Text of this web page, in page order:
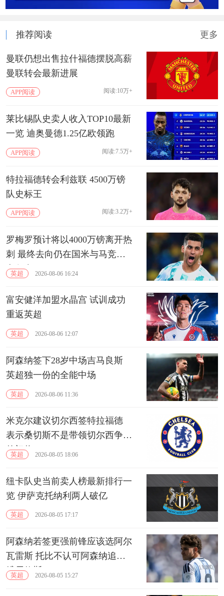
推荐阅读 更多
曼联仍想出售拉什福德摆脱高薪
曼联转会最新进展
APP阅读 阅读:10万+
莱比锡队史卖人收入TOP10最新
一览 迪奥曼德1.25亿欧领跑
APP阅读 阅读:7.5万+
特拉福德转会利兹联 4500万镑
队史标王
APP阅读 阅读:3.2万+
罗梅罗预计将以4000万镑离开热
刺 最终去向仍在国米与马竞的
竞争中
英超 2026-08-06 16:24
富安健洋加盟水晶宫 试训成功
重返英超
英超 2026-08-06 12:07
阿森纳签下28岁中场吉马良斯
英超独一份的全能中场
英超 2026-08-06 11:36
米克尔建议切尔西签特拉福德
表示桑切斯不是带领切尔西争冠
的门将
英超 2026-08-05 18:06
纽卡队史当前卖人榜最新排行一
览 伊萨克托纳利两人破亿
英超 2026-08-05 17:17
阿森纳若签更强前锋应该选阿尔
瓦雷斯 托比不认可阿森纳追逐
维尼修斯
英超 2026-08-05 15:27